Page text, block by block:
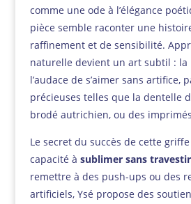
comme une ode à l’élégance
pièce semble raconter une
raffinement et de sensibilité.
naturelle devient un art subtil : la
l’audace de s’aimer sans artifice,
précieuses telles que la dentelle
brodé autrichien, ou des
Le secret du succès de cette
capacité à sublimer sans travestir
remettre à des push-ups ou des
artificiels, Ysé propose des